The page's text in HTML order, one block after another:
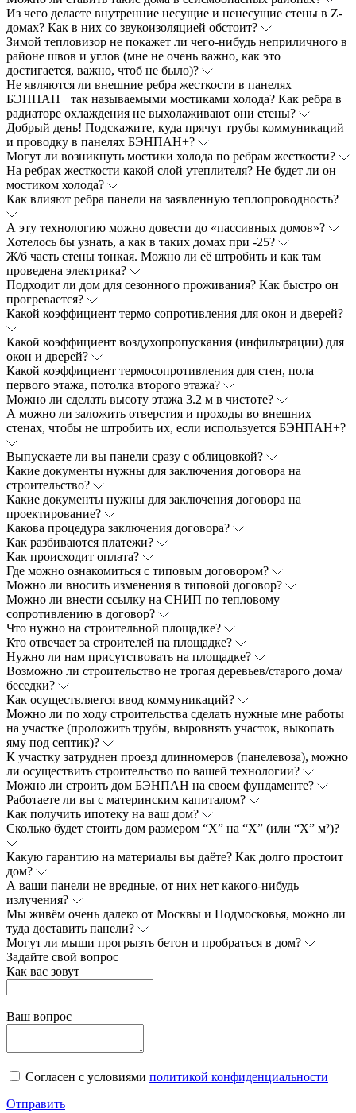
Из чего делаете внутренние несущие и ненесущие стены в Z-
домах? Как в них со звукоизоляцией обстоит?
Зимой тепловизор не покажет ли чего-нибудь неприличного в
районе швов и углов (мне не очень важно, как это
достигается, важно, чтоб не было)?
Не являются ли внешние ребра жесткости в панелях
БЭНПАН+ так называемыми мостиками холода? Как ребра в
радиаторе охлаждения не выхолаживают они стены?
Добрый день! Подскажите, куда прячут трубы коммуникаций
и проводку в панелях БЭНПАН+?
Могут ли возникнуть мостики холода по ребрам жесткости?
На ребрах жесткости какой слой утеплителя? Не будет ли он
мостиком холода?
Как влияют ребра панели на заявленную теплопроводность?
А эту технологию можно довести до «пассивных домов»?
Хотелось бы узнать, а как в таких домах при -25?
Ж/б часть стены тонкая. Можно ли её штробить и как там
проведена электрика?
Подходит ли дом для сезонного проживания? Как быстро он
прогревается?
Какой коэффициент термо сопротивления для окон и дверей?
Какой коэффициент воздухопропускания (инфильтрации) для
окон и дверей?
Какой коэффициент термосопротивления для стен, пола
первого этажа, потолка второго этажа?
Можно ли сделать высоту этажа 3.2 м в чистоте?
А можно ли заложить отверстия и проходы во внешних
стенах, чтобы не штробить их, если используется БЭНПАН+?
Выпускаете ли вы панели сразу с облицовкой?
Какие документы нужны для заключения договора на
строительство?
Какие документы нужны для заключения договора на
проектирование?
Какова процедура заключения договора?
Как разбиваются платежи?
Как происходит оплата?
Где можно ознакомиться с типовым договором?
Можно ли вносить изменения в типовой договор?
Можно ли внести ссылку на СНИП по тепловому
сопротивлению в договор?
Что нужно на строительной площадке?
Кто отвечает за строителей на площадке?
Нужно ли нам присутствовать на площадке?
Возможно ли строительство не трогая деревьев/старого дома/
беседки?
Как осуществляется ввод коммуникаций?
Можно ли по ходу строительства сделать нужные мне работы
на участке (проложить трубы, выровнять участок, выкопать
яму под септик)?
К участку затруднен проезд длинномеров (панелевоза), можно
ли осуществить строительство по вашей технологии?
Можно ли строить дом БЭНПАН на своем фундаменте?
Работаете ли вы с материнским капиталом?
Как получить ипотеку на ваш дом?
Сколько будет стоить дом размером “Х” на “Х” (или “Х” м²)?
Какую гарантию на материалы вы даёте? Как долго простоит
дом?
А ваши панели не вредные, от них нет какого-нибудь
излучения?
Мы живём очень далеко от Москвы и Подмосковья, можно ли
туда доставить панели?
Могут ли мыши прогрызть бетон и пробраться в дом?
Зaдайте свой вопрос
Как вас зовут
Ваш вопрос
Cогласен с условиями политикой конфиденциальности
Отправить